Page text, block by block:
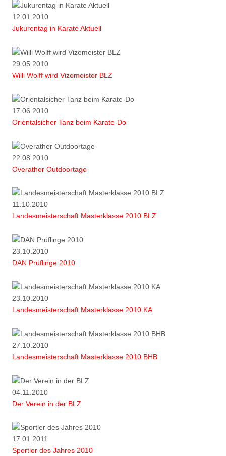
12.01.2010
Jukurentag in Karate Aktuell
29.05.2010
Willi Wolff wird Vizemeister BLZ
17.06.2010
Orientalsicher Tanz beim Karate-Do
22.08.2010
Overather Outdoortage
11.10.2010
Landesmeisterschaft Masterklasse 2010 BLZ
23.10.2010
DAN Prüflinge 2010
23.10.2010
Landesmeisterschaft Masterklasse 2010 KA
27.10.2010
Landesmeisterschaft Masterklasse 2010 BHB
04.11.2010
Der Verein in der BLZ
17.01.2011
Sportler des Jahres 2010